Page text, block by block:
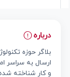
درباره
بلاگر حوزه
ارسال به سراسر
و کار شناخته